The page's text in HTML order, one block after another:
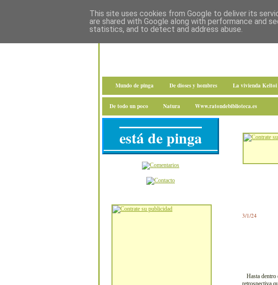
Mundo de pinga De dioses y hombres La vivienda Keltoi
De todo un poco Natura Www.ratondebiblioteca.es
3/1/24
Hasta dentro
retrospectiva
está de pinga
This site uses cookies from Google to deliver its
are shared with Google along with performance and
statistics, and to detect and address abuse.